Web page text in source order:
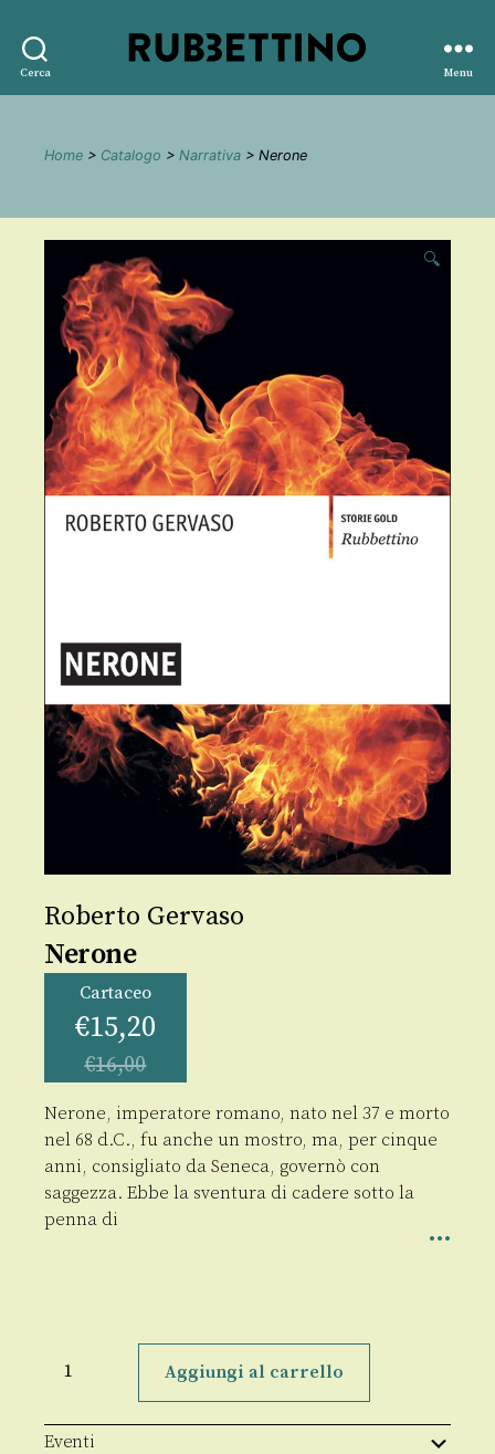
Cerca
editore
Menu
Home > Catalogo > Narrativa > Nerone
🔍
Roberto Gervaso
Nerone
Cartaceo
€15,20
€16,00
Nerone, imperatore romano, nato nel 37 e morto
nel 68 d.C., fu anche un mostro, ma, per cinque
anni, consigliato da Seneca, governò con
saggezza. Ebbe la sventura di cadere sotto la
penna di
quantità
Aggiungi al carrello
Eventi